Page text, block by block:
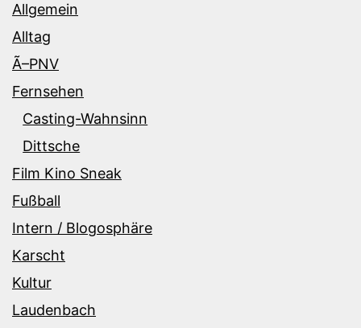
Allgemein
Alltag
Ã–PNV
Fernsehen
Casting-Wahnsinn
Dittsche
Film Kino Sneak
Fußball
Intern / Blogosphäre
Karscht
Kultur
Laudenbach